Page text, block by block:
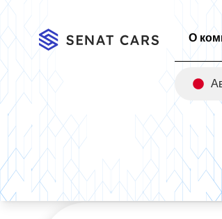
О
Главная/Каталог Kia Mohave Diesel